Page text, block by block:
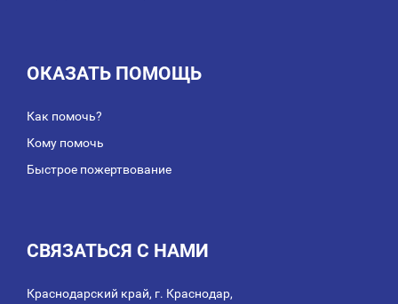
ОКАЗАТЬ ПОМОЩЬ
Как помочь?
Кому помочь
Быстрое пожертвование
СВЯЗАТЬСЯ С НАМИ
Краснодарский край, г. Краснодар,